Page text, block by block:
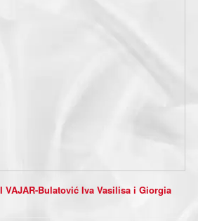
VAJAR-Bulatović Iva Vasilisa i Giorgia